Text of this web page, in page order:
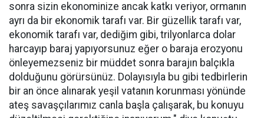
sonra sizin ekonominize ancak katkı veriyor, ormanın
ayrı da bir ekonomik tarafı var. Bir güzellik tarafı var,
ekonomik tarafı var, dediğim gibi, trilyonlarca dolar
harcayıp baraj yapıyorsunuz eğer o baraja erozyonu
önleyemezseniz bir müddet sonra barajın balçıkla
dolduğunu görürsünüz. Dolayısıyla bu gibi tedbirlerin
bir an önce alınarak yeşil vatanın korunması yönünde
ateş savaşçılarımız canla başla çalışarak, bu konuyu